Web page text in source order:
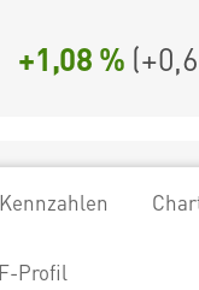
+1,08 % (
Profil